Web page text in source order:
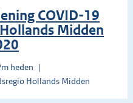
COVID-19
Midden
heden
Hollands Midden